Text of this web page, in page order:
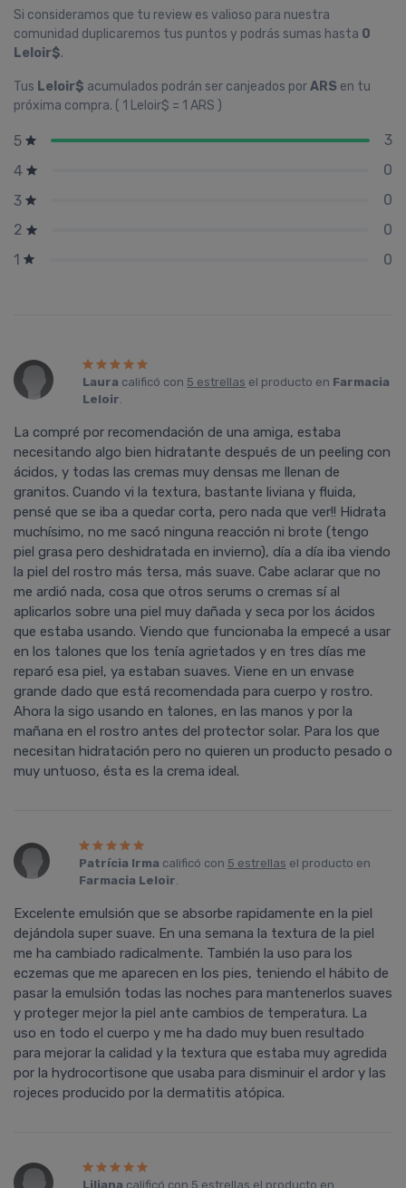
Si consideramos que tu review es valioso para nuestra
comunidad duplicaremos tus puntos y podrás sumas hasta 0
Leloir$.
Tus Leloir$ acumulados podrán ser canjeados porARS en tu
próxima compra. ( 1 Leloir$ = 1 ARS )
5
3
4
0
3
0
2
0
1
0
Laura calificó con 5 estrellas el producto en Farmacia
Leloir.
La compré por recomendación de una amiga, estaba
necesitando algo bien hidratante después de un peeling con
ácidos, y todas las cremas muy densas me llenan de
granitos. Cuando vi la textura, bastante liviana y fluida,
pensé que se iba a quedar corta, pero nada que ver!! Hidrata
muchísimo, no me sacó ninguna reacción ni brote (tengo
piel grasa pero deshidratada en invierno), día a día iba viendo
la piel del rostro más tersa, más suave. Cabe aclarar que no
me ardió nada, cosa que otros serums o cremas sí al
aplicarlos sobre una piel muy dañada y seca por los ácidos
que estaba usando. Viendo que funcionaba la empecé a usar
en los talones que los tenía agrietados y en tres días me
reparó esa piel, ya estaban suaves. Viene en un envase
grande dado que está recomendada para cuerpo y rostro.
Ahora la sigo usando en talones, en las manos y por la
mañana en el rostro antes del protector solar. Para los que
necesitan hidratación pero no quieren un producto pesado o
muy untuoso, ésta es la crema ideal.
Patrí­cia Irma calificó con 5 estrellas el producto en
Farmacia Leloir.
Excelente emulsión que se absorbe rapidamente en la piel
dejándola super suave. En una semana la textura de la piel
me ha cambiado radicalmente. También la uso para los
eczemas que me aparecen en los pies, teniendo el hábito de
pasar la emulsión todas las noches para mantenerlos suaves
y proteger mejor la piel ante cambios de temperatura. La
uso en todo el cuerpo y me ha dado muy buen resultado
para mejorar la calidad y la textura que estaba muy agredida
por la hydrocortisone que usaba para disminuir el ardor y las
rojeces producido por la dermatitis atópica.
Liliana calificó con 5 estrellas el producto en